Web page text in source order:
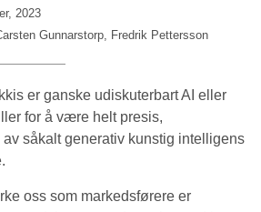
2023
Gunnarstorp, Fredrik Pettersson
er ganske udiskuterbart AI eller
for å være helt presis,
såkalt generativ kunstig intelligens
oss som markedsførere er